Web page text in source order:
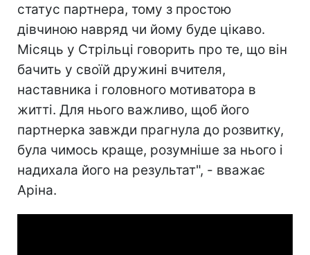
статус партнера, тому з простою
дівчиною навряд чи йому буде цікаво.
Місяць у Стрільці говорить про те, що він
бачить у своїй дружині вчителя,
наставника і головного мотиватора в
житті. Для нього важливо, щоб його
партнерка завжди прагнула до розвитку,
була чимось краще, розумніше за нього і
надихала його на результат", - вважає
Аріна.